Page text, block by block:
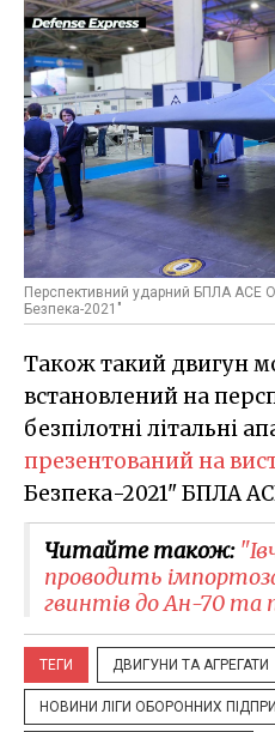
Перспективний ударний БПЛА ACE
Безпека-2021"
Також такий двигун
встановлений на
безпілотні літальні
презентований на
Безпека-2021" БПЛА
Читайте також:
проводить
гвинтів до Ан-70 та
ТЕГИ ДВИГУНИ ТА АГРЕГАТИ
НОВИНИ ЛІГИ ОБОРОННИХ